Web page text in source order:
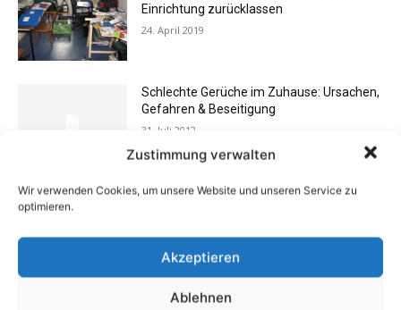
Zustimmung verwalten
Wir verwenden Cookies, um unsere Website und unseren Service zu
optimieren.
Akzeptieren
Ablehnen
Einrichtung zurücklassen
24. April 2019
Schlechte Gerüche im Zuhause: Ursachen,
Gefahren & Beseitigung
31. Juli 2012
Buchtipp: «Oliven»